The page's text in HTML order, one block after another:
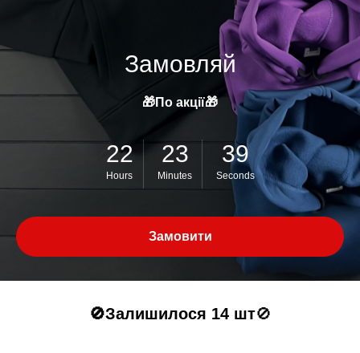
Замовляй
🎁По акції🎁
22
Hours
23
Minutes
39
Seconds
Замовити
🚫Залишилося 14 шт🚫